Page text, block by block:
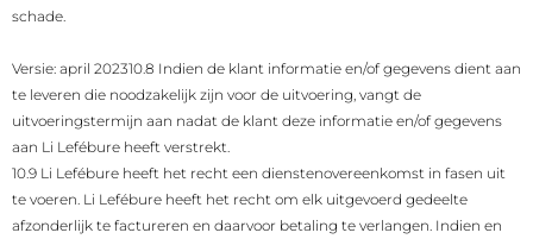
schade.
Versie: april 202310.8 Indien de klant informatie en/of gegevens dient aan
te leveren die noodzakelijk zijn voor de uitvoering, vangt de
uitvoeringstermijn aan nadat de klant deze informatie en/of gegevens
aan Li Lefébure heeft verstrekt.
10.9 Li Lefébure heeft het recht een dienstenovereenkomst in fasen uit
te voeren. Li Lefébure heeft het recht om elk uitgevoerd gedeelte
afzonderlijk te factureren en daarvoor betaling te verlangen. Indien en